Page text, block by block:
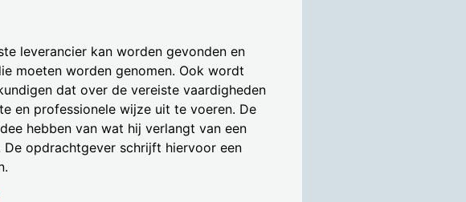
leverancier kan worden gevonden en
moeten worden genomen. Ook wordt
dat over de vereiste vaardigheden
en professionele wijze uit te voeren. De
hebben van wat hij verlangt van een
opdrachtgever schrijft hiervoor een